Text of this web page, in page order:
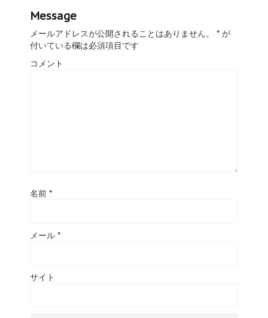
Message
メールアドレスが公開されることはありません。 * が
付いている欄は必須項目です
コメント
名前 *
メール *
サイト